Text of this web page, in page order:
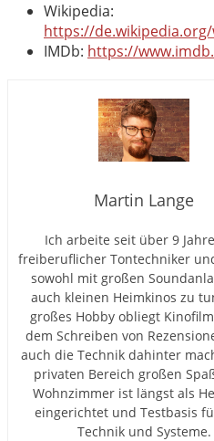
Wikipedia:
https://
IMDb: https://
Martin Lange
Ich arbeite seit über 9
freiberuflicher Tontechniker
sowohl mit großen
auch kleinen Heimkinos zu
großes Hobby obliegt
dem Schreiben von
auch die Technik dahinter
privaten Bereich großen
Wohnzimmer ist längst als
eingerichtet und Testbasis
Technik und Systeme.